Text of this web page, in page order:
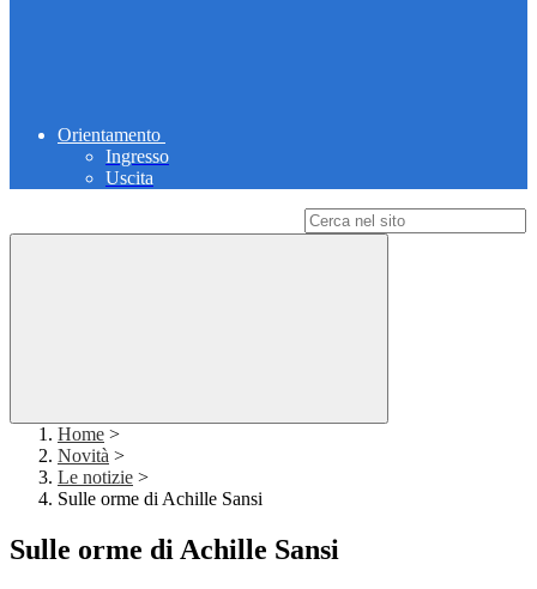
Orientamento
Ingresso
Uscita
Home >
Novità >
Le notizie >
Sulle orme di Achille Sansi
Sulle orme di Achille Sansi